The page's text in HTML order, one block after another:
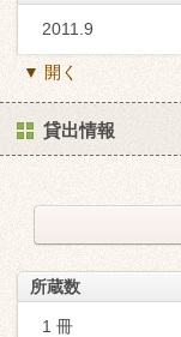
2011.9
▼ 開く
貸出情報
所蔵数
1 冊